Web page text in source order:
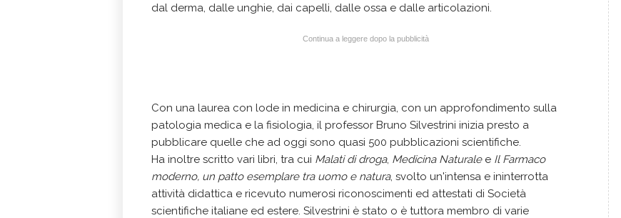
dal derma, dalle unghie, dai capelli, dalle ossa e dalle articolazioni.
Continua a leggere dopo la pubblicità
Con una laurea con lode in medicina e chirurgia, con un approfondimento sulla
patologia medica e la fisiologia, il professor Bruno Silvestrini inizia presto a
pubblicare quelle che ad oggi sono quasi 500 pubblicazioni scientifiche.
Ha inoltre scritto vari libri, tra cui Malati di droga, Medicina Naturalee Il Farmaco
moderno, un patto esemplare tra uomo e natura, svolto un'intensa e ininterrotta
attività didattica e ricevuto numerosi riconoscimenti ed attestati di Società
scientifiche italiane ed estere. Silvestrini è stato o è tuttora membro di varie